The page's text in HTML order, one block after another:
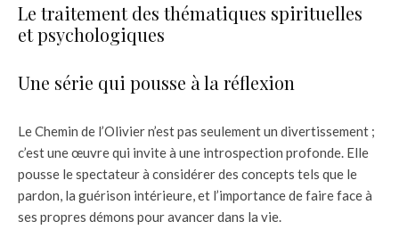
Le traitement des thématiques spirituelles
et psychologiques
Une série qui pousse à la réflexion
Le Chemin de l’Olivier n’est pas seulement un divertissement ;
c’est une œuvre qui invite à une introspection profonde. Elle
pousse le spectateur à considérer des concepts tels que le
pardon, la guérison intérieure, et l’importance de faire face à
ses propres démons pour avancer dans la vie.